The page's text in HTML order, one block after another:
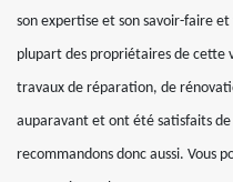
son expertise et son savoir-faire
plupart des propriétaires de cette
travaux de réparation, de
auparavant et ont été satisfaits de
recommandons donc aussi. Vous